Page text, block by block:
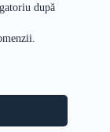
după